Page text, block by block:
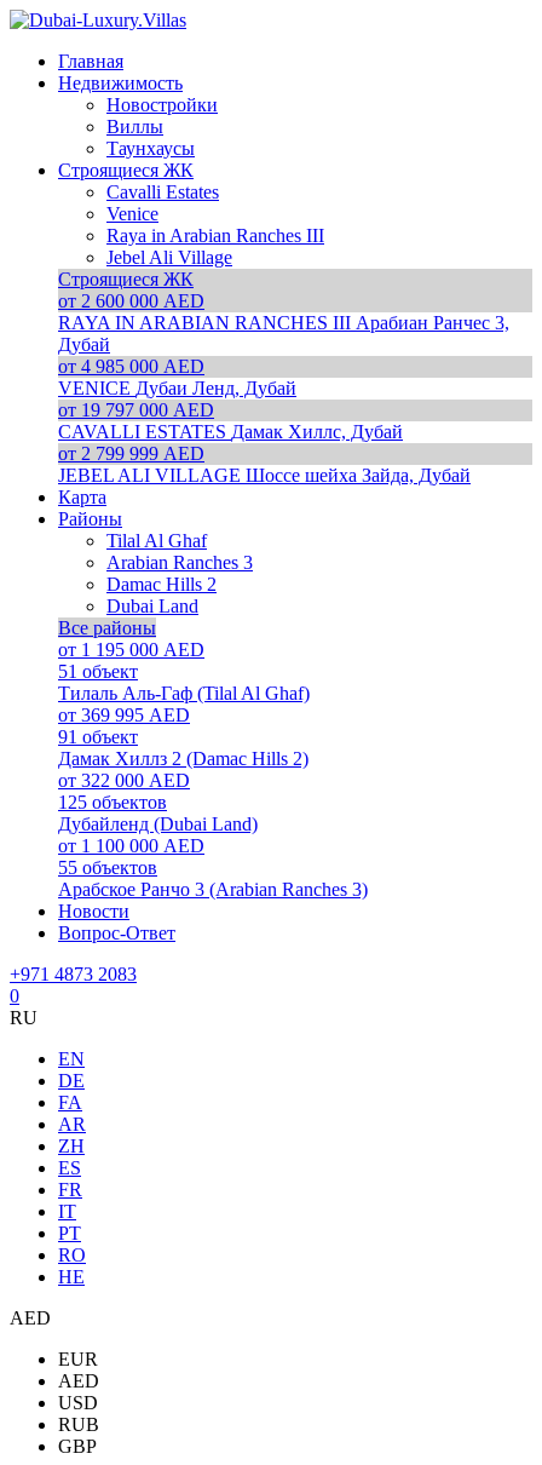
Главная
Недвижимость
Новостройки
Виллы
Таунхаусы
Строящиеся ЖК
Cavalli Estates
Venice
Raya in Arabian Ranches III
Jebel Ali Village
Строящиеся ЖК
от 2 600 000 AED
RAYA IN ARABIAN RANCHES III Арабиан Ранчес 3,
Дубай
от 4 985 000 AED
VENICE Дубаи Ленд, Дубай
от 19 797 000 AED
CAVALLI ESTATES Дамак Хиллс, Дубай
от 2 799 999 AED
JEBEL ALI VILLAGE Шоссе шейха Зайда, Дубай
Карта
Районы
Tilal Al Ghaf
Arabian Ranches 3
Damac Hills 2
Dubai Land
Все районы
от 1 195 000 AED
51 объект
Тилаль Аль-Гаф (Tilal Al Ghaf)
от 369 995 AED
91 объект
Дамак Хиллз 2 (Damac Hills 2)
от 322 000 AED
125 объектов
Дубайленд (Dubai Land)
от 1 100 000 AED
55 объектов
Арабское Ранчо 3 (Arabian Ranches 3)
Новости
Вопрос-Ответ
+971 4873 2083
0
RU
EN
DE
FA
AR
ZH
ES
FR
IT
PT
RO
HE
AED
EUR
AED
USD
RUB
GBP